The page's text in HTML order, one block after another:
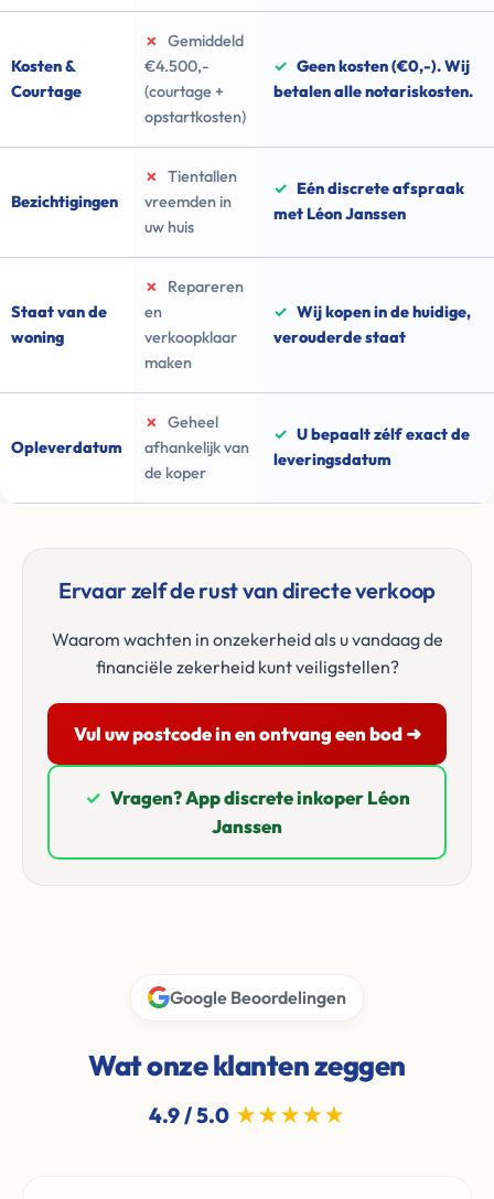
Kosten &
Courtage
✗
Gemiddeld
€4.500,-
(courtage +
opstartkosten)
✓ Geen kosten (€0,-). Wij
betalen alle notariskosten.
Bezichtigingen
✗
Tientallen
vreemden in
uw huis
✓ Eén discrete afspraak
met Léon Janssen
Staat van de
woning
✗
Repareren
en
verkoopklaar
maken
✓ Wij kopen in de huidige,
verouderde staat
Opleverdatum
✗
Geheel
afhankelijk van
de koper
✓ U bepaalt zélf exact de
leveringsdatum
Ervaar zelf de rust van directe verkoop
Waarom wachten in onzekerheid als u vandaag de
financiële zekerheid kunt veiligstellen?
Vul uw postcode in en ontvang een bod ➜
✓ Vragen? App discrete inkoper Léon
Janssen
Google Beoordelingen
Wat onze klanten zeggen
4.9 / 5.0 ★★★★★